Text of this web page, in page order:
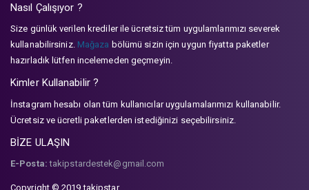
Nasıl Çalışıyor ?
Size günlük verilen krediler ile ücretsiz tüm uygulamlarımızı severek
kullanabilirsiniz. Mağaza bölümü sizin için uygun fiyatta paketler
hazırladık lütfen incelemeden geçmeyin.
Kimler Kullanabilir ?
İnstagram hesabı olan tüm kullanıcılar uygulamalarımızı kullanabilir.
Ücretsiz ve ücretli paketlerden istediğinizi seçebilirsiniz.
BİZE ULAŞIN
E-Posta: takipstardestek@gmail.com
Copyright © 2019 takipstar.